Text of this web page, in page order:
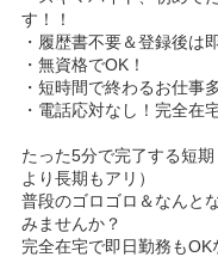
す！！
・履歴書不要＆登録後は
・無資格でOK！
・短時間で終わるお仕事
・電話応対なし！完全在
たった5分で完了する短
より長期もアリ）
普段のゴロゴロ＆なんと
みませんか？
完全在宅で即日勤務も